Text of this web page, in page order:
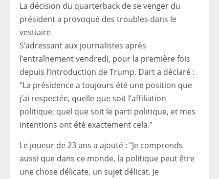
La décision du quarterback de se venger du
président a provoqué des troubles dans le
vestiaire
S’adressant aux journalistes après
l’entraînement vendredi, pour la première fois
depuis l’introduction de Trump, Dart a déclaré :
“La présidence a toujours été une position que
j’ai respectée, quelle que soit l’affiliation
politique, quel que soit le parti politique, et mes
intentions ont été exactement cela.”
Le joueur de 23 ans a ajouté : “Je comprends
aussi que dans ce monde, la politique peut être
une chose délicate, un sujet délicat. Je